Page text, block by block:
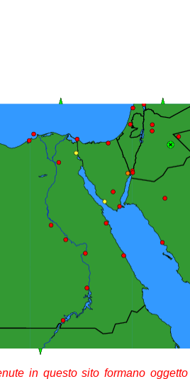
in questo sito formano